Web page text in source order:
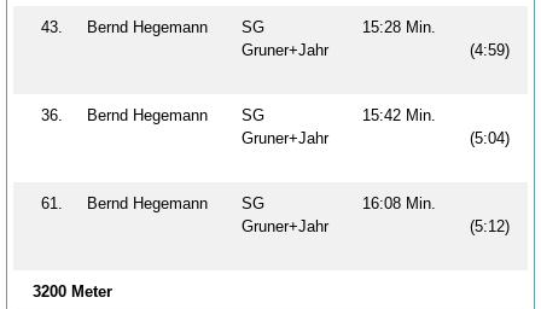
43. Bernd Hegemann
SG
Gruner+Jahr
15:28 Min.
(4:59)
36. Bernd Hegemann
SG
Gruner+Jahr
15:42 Min.
(5:04)
61. Bernd Hegemann
SG
Gruner+Jahr
16:08 Min.
(5:12)
3200 Meter